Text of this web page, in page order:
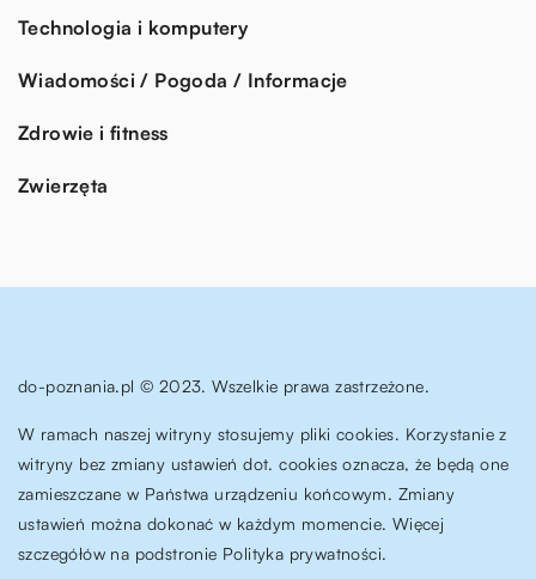
Technologia i komputery
Wiadomości / Pogoda / Informacje
Zdrowie i fitness
Zwierzęta
do-poznania.pl © 2023. Wszelkie prawa zastrzeżone.
W ramach naszej witryny stosujemy pliki cookies. Korzystanie z
witryny bez zmiany ustawień dot. cookies oznacza, że będą one
zamieszczane w Państwa urządzeniu końcowym. Zmiany
ustawień można dokonać w każdym momencie. Więcej
szczegółów na podstronie Polityka prywatności.